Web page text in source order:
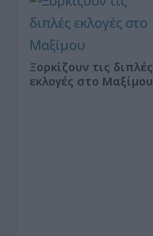
Ξορκίζουν τις διπλές
εκλογές στο Μαξίμου